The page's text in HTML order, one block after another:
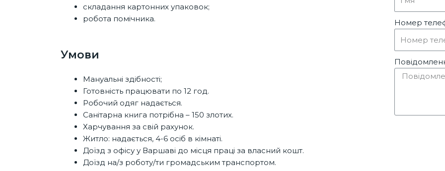
складання картонних упаковок;
робота помічника.
Умови
Мануальні здібності;
Готовність працювати по 12 год.
Робочий одяг надається.
Санітарна книга потрібна – 150 злотих.
Харчування за свій рахунок.
Житло: надається, 4-6 осіб в кімнаті.
Доїзд з офісу у Варшаві до місця праці за власний кошт.
Доїзд на/з роботу/ти громадським транспортом.
Номер